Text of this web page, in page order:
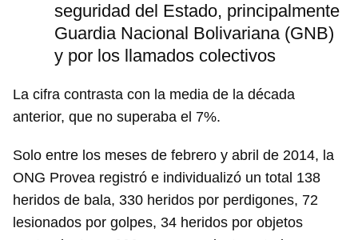
seguridad del Estado, principalmente
Guardia Nacional Bolivariana (GNB)
y por los llamados colectivos
La cifra contrasta con la media de la década
anterior, que no superaba el 7%.
Solo entre los meses de febrero y abril de 2014, la
ONG Provea registró e individualizó un total 138
heridos de bala, 330 heridos por perdigones, 72
lesionados por golpes, 34 heridos por objetos